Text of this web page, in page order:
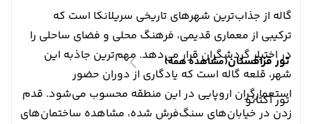
تور قزاقستان(مشاهده همه)
تور آکتائو
گاله از جذاب‌ترین شهرهای تاریخی سریلانکا است که
ترکیبی از معماری قدیمی، فرهنگ محلی و فضای ساحلی را
در اختیار گردشگران قرار می‌دهد. مهم‌ترین جاذبه این
شهر، قلعه گاله است که یادگاری از دوران حضور
استعمارگران اروپایی در این منطقه محسوب می‌شود. قدم
زدن در خیابان‌های سنگ‌فرش شده، مشاهده ساختمان‌های